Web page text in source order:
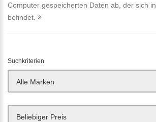
Computer gespeicherten Daten ab, der sich
befindet.
Suchkriterien
Alle Marken
Beliebiger Preis